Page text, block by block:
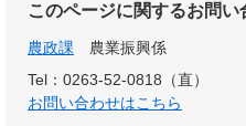
このページに関するお問い
農政課
農業振興係
Tel：0263-52-0818（直）
お問い合わせはこちら